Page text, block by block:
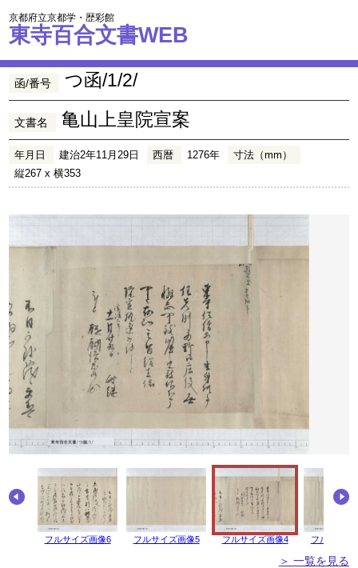
京都府立京都学・歴彩館
東寺百合文書WEB
函/番号 つ函/1/2/
文書名 亀山上皇院宣案
年月日 建治2年11月29日 西暦 1276年
寸法（mm）
縦267 x 横353
フルサイズ画像6 フルサイズ画像5 フルサイズ画像4 フルサイズ
＞ 一覧を見る